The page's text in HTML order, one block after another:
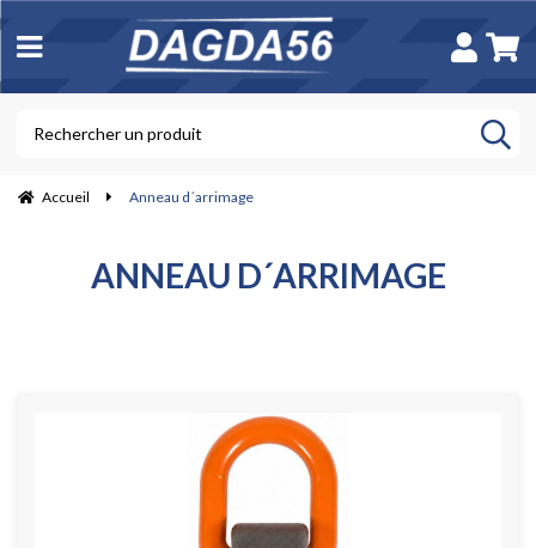
Accueil Anneau d´arrimage
ANNEAU D´ARRIMAGE